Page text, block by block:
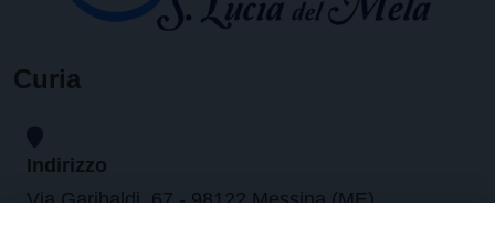
Curia
Indirizzo
Via Garibaldi, 67 - 98122 Messina (ME)